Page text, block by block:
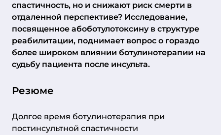
спастичность, но и снижают риск смерти в
отдаленной перспективе? Исследование,
посвященное абоботулотоксину в структуре
реабилитации, поднимает вопрос о гораздо
более широком влиянии ботулинотерапии на
судьбу пациента после инсульта.
Резюме
Долгое время ботулинотерапия при
постинсультной спастичности